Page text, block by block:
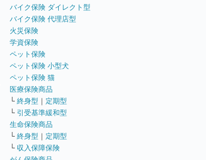
バイク保険 ダイレクト型
バイク保険 代理店型
火災保険
学資保険
ペット保険
ペット保険 小型犬
ペット保険 猫
医療保険商品
└ 終身型 ｜ 定期型
└ 引受基準緩和型
生命保険商品
└ 終身型 ｜ 定期型
└ 収入保障保険